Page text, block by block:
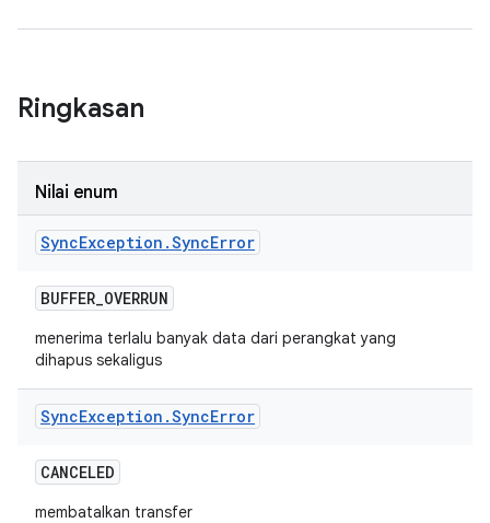
Ringkasan
Nilai enum
SyncException .SyncError
BUFFER_OVERRUN
menerima terlalu banyak data dari perangkat yang
dihapus sekaligus
SyncException .SyncError
CANCELED
membatalkan transfer